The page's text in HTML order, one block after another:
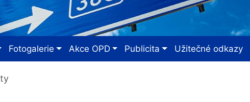
Fotogalerie Akce OPD Publicita Užitečné odkazy